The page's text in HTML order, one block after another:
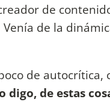
de
de la
de autocrítica,
de estas